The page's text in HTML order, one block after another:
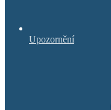
Upozornění